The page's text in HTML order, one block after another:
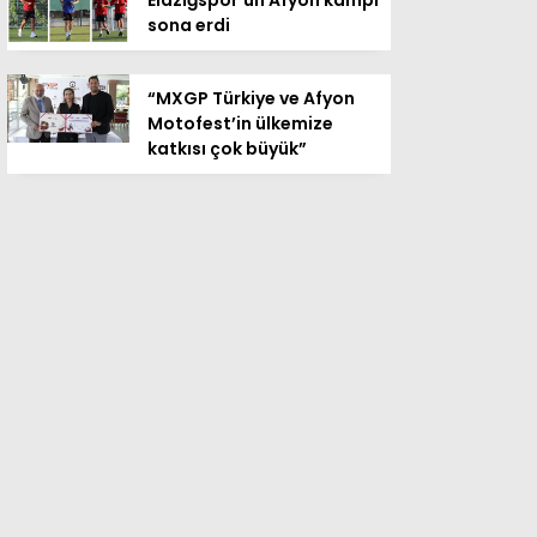
sona erdi
“MXGP Türkiye ve Afyon
Motofest’in ülkemize
katkısı çok büyük”